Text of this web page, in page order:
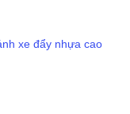
xe đẩy nhựa cao